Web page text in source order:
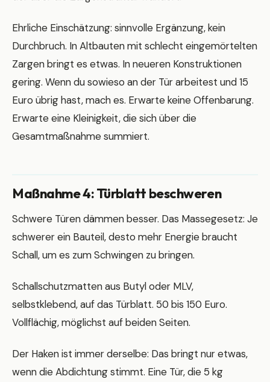
Ehrliche Einschätzung: sinnvolle Ergänzung, kein
Durchbruch. In Altbauten mit schlecht eingemörtelten
Zargen bringt es etwas. In neueren Konstruktionen
gering. Wenn du sowieso an der Tür arbeitest und 15
Euro übrig hast, mach es. Erwarte keine Offenbarung.
Erwarte eine Kleinigkeit, die sich über die
Gesamtmaßnahme summiert.
Maßnahme 4: Türblatt beschweren
Schwere Türen dämmen besser. Das Massegesetz: Je
schwerer ein Bauteil, desto mehr Energie braucht
Schall, um es zum Schwingen zu bringen.
Schallschutzmatten aus Butyl oder MLV,
selbstklebend, auf das Türblatt. 50 bis 150 Euro.
Vollflächig, möglichst auf beiden Seiten.
Der Haken ist immer derselbe: Das bringt nur etwas,
wenn die Abdichtung stimmt. Eine Tür, die 5 kg